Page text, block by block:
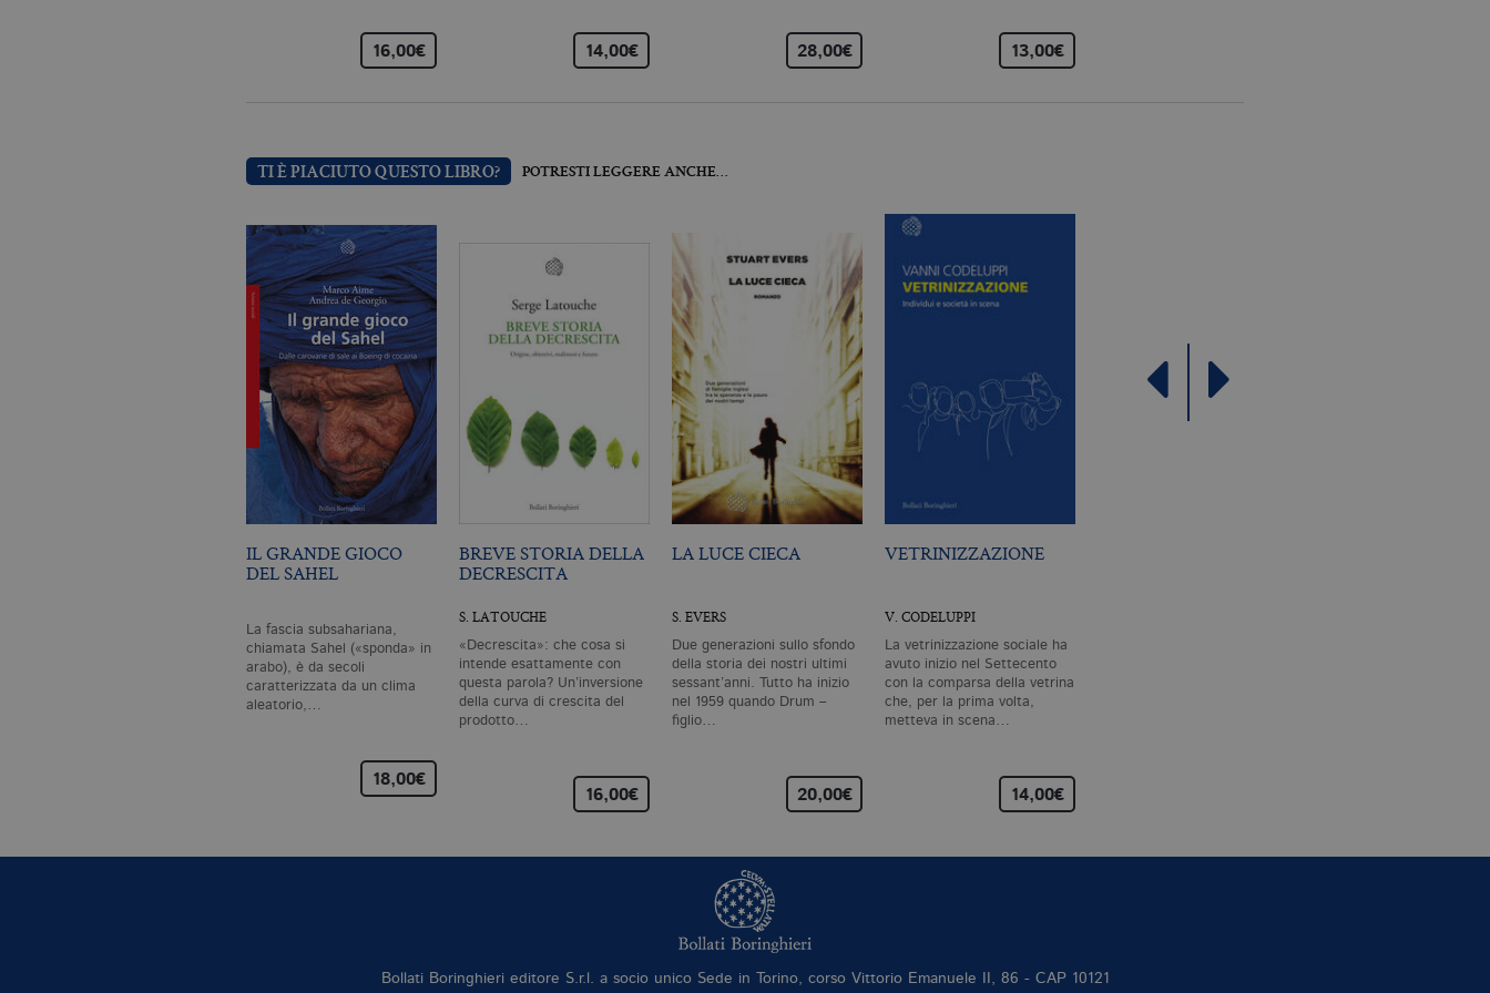
16,00€ 14,00€ 28,00€ 13,00€
TI È PIACIUTO QUESTO LIBRO? POTRESTI LEGGERE ANCHE…
IL GRANDE GIOCO
DEL SAHEL
La fascia subsahariana,
chiamata Sahel («sponda» in
arabo), è da secoli
caratterizzata da un clima
aleatorio,…
18,00€
BREVE STORIA DELLA
DECRESCITA
S. LATOUCHE
«Decrescita»: che cosa si
intende esattamente con
questa parola? Un’inversione
della curva di crescita del
prodotto…
16,00€
LA LUCE CIECA
S. EVERS
Due generazioni sullo sfondo
della storia dei nostri ultimi
sessant’anni. Tutto ha inizio
nel 1959 quando Drum –
figlio…
20,00€
VETRINIZZAZIONE
V. CODELUPPI
La vetrinizzazione sociale ha
avuto inizio nel Settecento
con la comparsa della vetrina
che, per la prima volta,
metteva in scena…
14,00€
Bollati Boringhieri editore S.r.l. a socio unico Sede in Torino, corso Vittorio Emanuele II, 86 - CAP 10121
.bollatiboringhieri.it 2 anni
Questo nome di cookie è associato a Google Universal Analytics, che è un
aggiornamento significativo del servizio di analisi più comunemente utilizzato da
Google. Questo cookie viene utilizzato per distinguere utenti unici assegnando
delle visualizzazioni di pagina.
l'elemento pattern sul nome contiene il numero identificativo univoco
dell'account o del sito Web a cui si riferisce. È una variazione del cookie _gat che
viene utilizzato per limitare la quantità di dati registrati da Google su siti Web ad
alto volume di traffico.
Nome Dominio
_fbp
.bollatiboringhieri.it
Utilizzato da Facebook per fornire una serie di prodotti pubblicitari come offerte in tempo reale
da inserzionisti di terze parti